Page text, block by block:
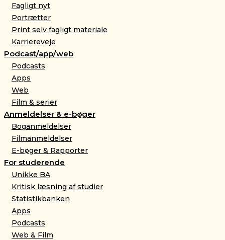
Fagligt nyt
Portrætter
Print selv fagligt materiale
Karriereveje
Podcast/app/web
Podcasts
Apps
Web
Film & serier
Anmeldelser & e-bøger
Boganmeldelser
Filmanmeldelser
E-bøger & Rapporter
For studerende
Unikke BA
Kritisk læsning af studier
Statistikbanken
Apps
Podcasts
Web & Film